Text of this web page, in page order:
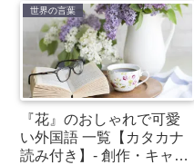
世界の言葉
『花』のおしゃれで可愛
い外国語 一覧【カタカナ
読み付き】- 創作・キャラ